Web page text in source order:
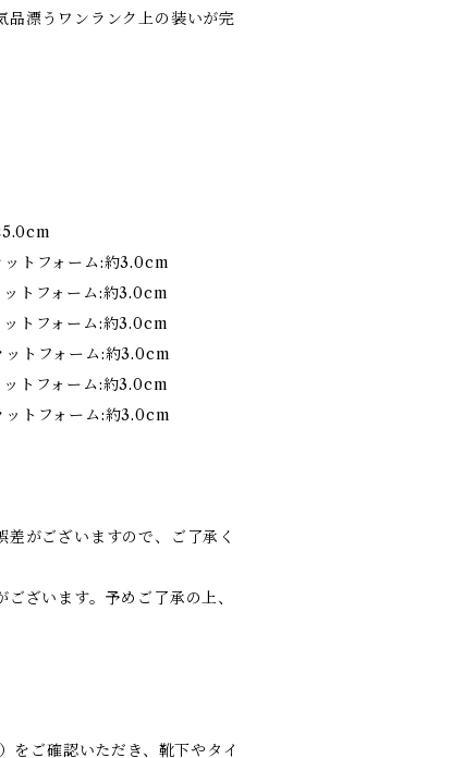
品漂うワンランク上の装いが完
トフォーム:約3.0cm
トフォーム:約3.0cm
トフォーム:約3.0cm
トフォーム:約3.0cm
トフォーム:約3.0cm
トフォーム:約3.0cm
がございますので、ご了承く
ざいます。予めご了承の上、
をご確認いただき、靴下やタイ